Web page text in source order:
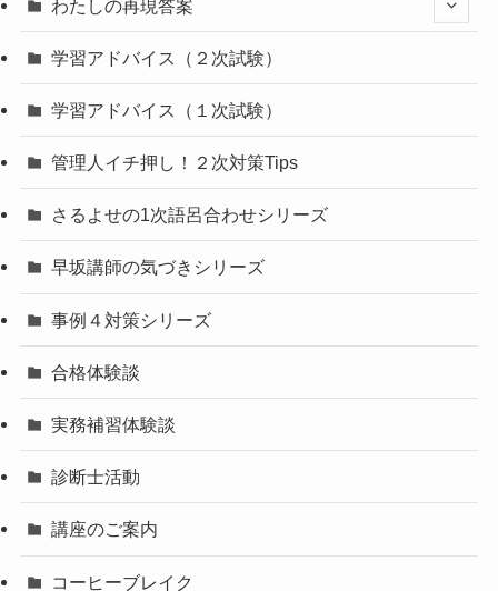
わたしの再現答案
学習アドバイス（２次試験）
学習アドバイス（１次試験）
管理人イチ押し！２次対策Tips
さるよせの1次語呂合わせシリーズ
早坂講師の気づきシリーズ
事例４対策シリーズ
合格体験談
実務補習体験談
診断士活動
講座のご案内
コーヒーブレイク